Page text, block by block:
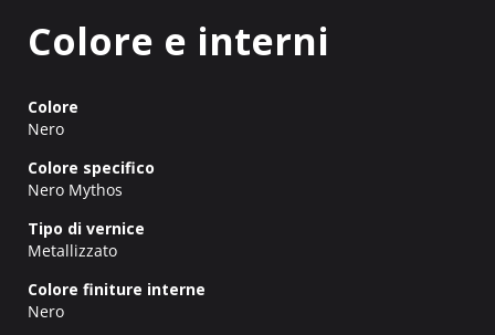
Colore e interni
Colore
Nero
Colore specifico
Nero Mythos
Tipo di vernice
Metallizzato
Colore finiture interne
Nero